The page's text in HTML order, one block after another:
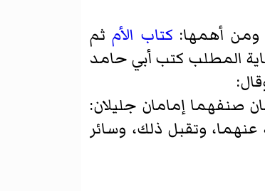
ومن أهمها: كتاب الأمثم
المطلب كتب أبي حامد
صنفهما إمامان جليلان:
وتقبل ذلك، وسائر